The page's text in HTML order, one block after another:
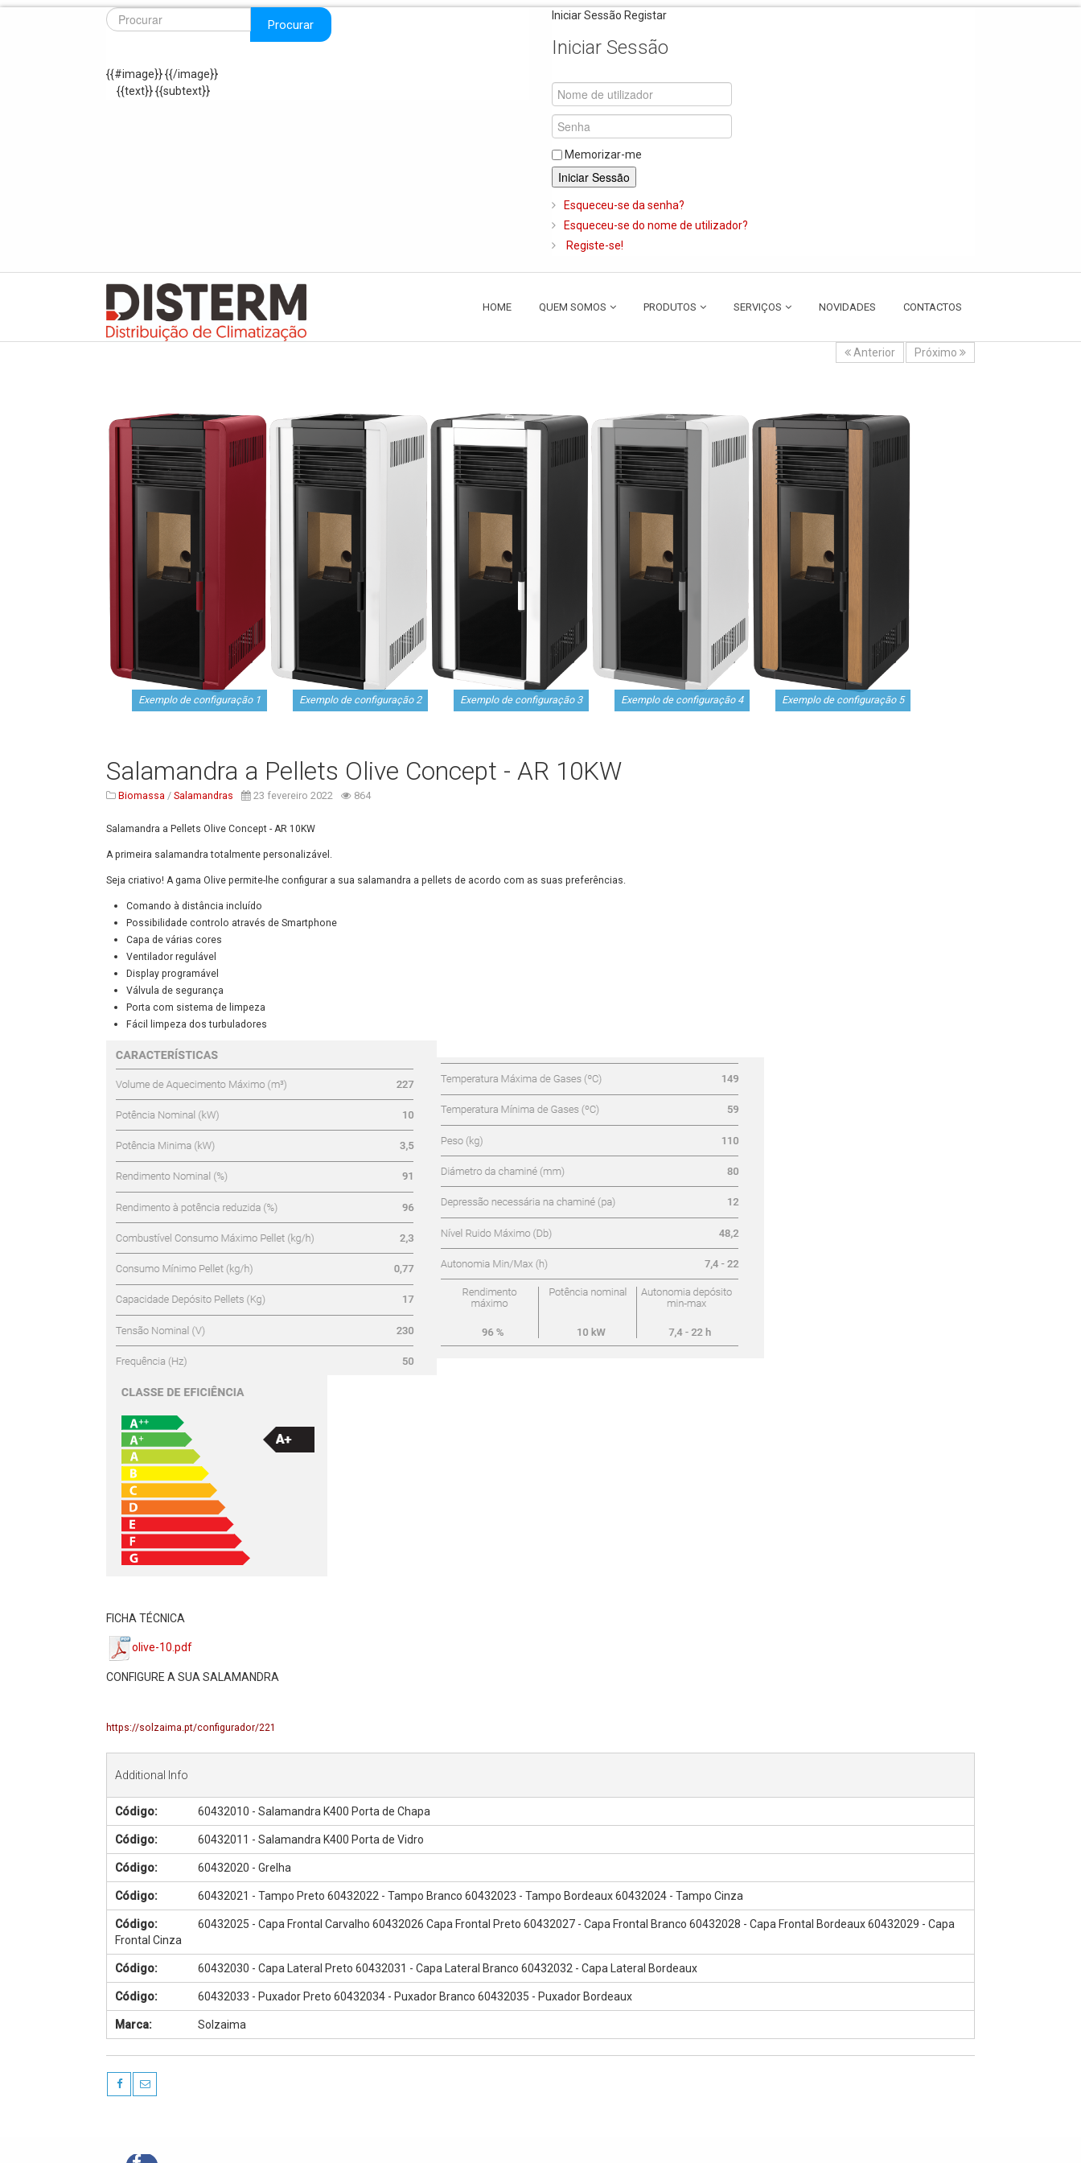
Procurar
{{#image}}{{/image}}
{{text}} {{subtext}}
Iniciar Sessão Registar
Iniciar Sessão
Memorizar-me
Iniciar Sessão
Esqueceu-se da senha?
Esqueceu-se do nome de utilizador?
Registe-se!
HOME QUEM SOMOS PRODUTOS SERVIÇOS NOVIDADES CONTACTOS
Anterior Próximo
Exemplo de configuração 1 Exemplo de configuração 2 Exemplo de configuração 3 Exemplo de configuração 4 Exemplo de configuração 5
Salamandra a Pellets Olive Concept - AR 10KW
Biomassa /Salamandras 23 fevereiro 2022 864
Salamandra a Pellets Olive Concept - AR 10KW
A primeira salamandratotalmente personalizável.
Seja criativo! A gama Olivepermite-lhe configurar a sua salamandra a pellets de acordo com as suaspreferências.
Comando à distânciaincluído
Possibilidade controlo através de Smartphone
Capa de várias cores
Ventilador regulável
Display programável
Válvula de segurança
Porta com sistema de limpeza
Fácil limpeza dos turbuladores
FICHA TÉCNICA
olive-10.pdf
CONFIGURE A SUA SALAMANDRA
https://solzaima.pt/configurador/221
Additional Info
Código: 60432010 - Salamandra K400 Porta de Chapa
Código: 60432011 - Salamandra K400 Porta de Vidro
Código: 60432020 - Grelha
Código: 60432021 - Tampo Preto 60432022 - Tampo Branco 60432023 - Tampo Bordeaux 60432024 - Tampo Cinza
Código:
60432025 - Capa Frontal Carvalho 60432026 Capa Frontal Preto 60432027 - Capa Frontal Branco 60432028 - Capa Frontal Bordeaux 60432029 - Capa
Frontal Cinza
Código: 60432030 - Capa Lateral Preto 60432031 - Capa Lateral Branco 60432032 - Capa Lateral Bordeaux
Código: 60432033 - Puxador Preto 60432034 - Puxador Branco 60432035 - Puxador Bordeaux
Marca: Solzaima